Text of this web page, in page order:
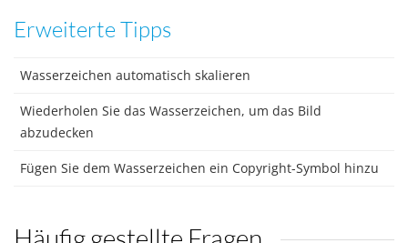
Erweiterte Tipps
Wasserzeichen automatisch skalieren
Wiederholen Sie das Wasserzeichen, um das Bild
abzudecken
Fügen Sie dem Wasserzeichen ein Copyright-Symbol hinzu